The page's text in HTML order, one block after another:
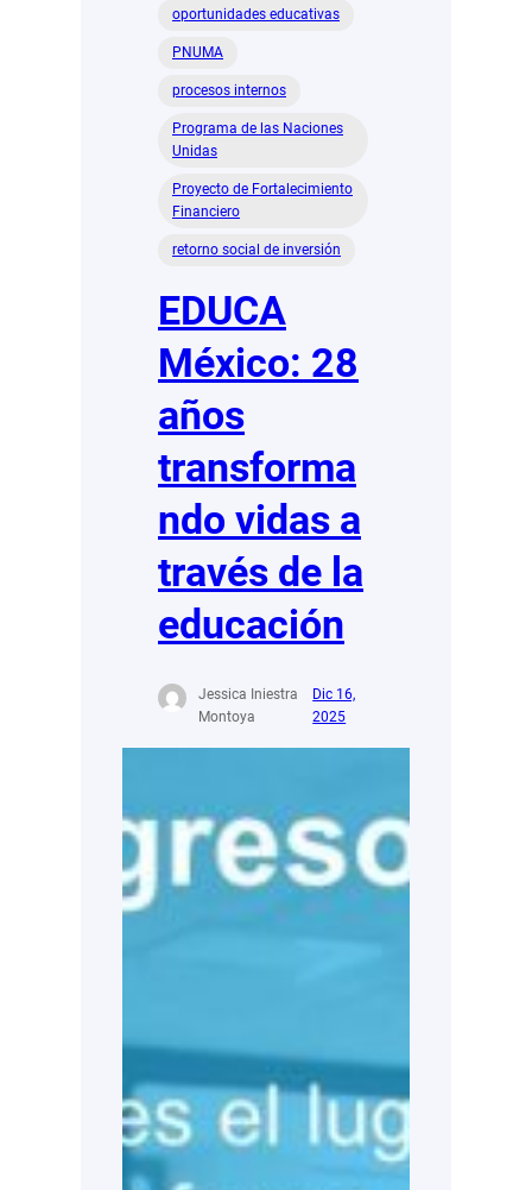
oportunidades educativas
PNUMA
procesos internos
Programa de las Naciones
Unidas
Proyecto de Fortalecimiento
Financiero
retorno social de inversión
EDUCA
México: 28
años
transforma
ndo vidas a
través de la
educación
Jessica Iniestra
Montoya
Dic 16,
2025